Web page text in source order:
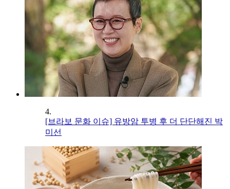
4.
[브라보 문화 이슈] 유방암 투병 후 더 단단해진 박
미선